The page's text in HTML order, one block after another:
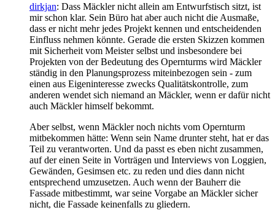
dirkjan: Dass Mäckler nicht allein am Entwurfstisch sitzt, ist
mir schon klar. Sein Büro hat aber auch nicht die Ausmaße,
dass er nicht mehr jedes Projekt kennen und entscheidenden
Einfluss nehmen könnte. Gerade die ersten Skizzen kommen
mit Sicherheit vom Meister selbst und insbesondere bei
Projekten von der Bedeutung des Opernturms wird Mäckler
ständig in den Planungsprozess miteinbezogen sein - zum
einen aus Eigeninteresse zwecks Qualitätskontrolle, zum
anderen wendet sich niemand an Mäckler, wenn er dafür nicht
auch Mäckler himself bekommt.
Aber selbst, wenn Mäckler noch nichts vom Opernturm
mitbekommen hätte: Wenn sein Name drunter steht, hat er das
Teil zu verantworten. Und da passt es eben nicht zusammen,
auf der einen Seite in Vorträgen und Interviews von Loggien,
Gewänden, Gesimsen etc. zu reden und dies dann nicht
entsprechend umzusetzen. Auch wenn der Bauherr die
Fassade mitbestimmt, war seine Vorgabe an Mäckler sicher
nicht, die Fassade keinenfalls zu gliedern.